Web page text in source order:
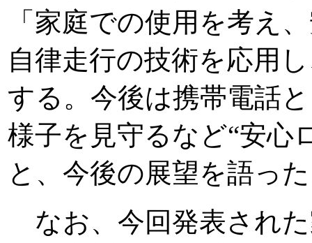
「家庭での使用を考え
自律走行の技術を応用
する。今後は携帯電話
様子を見守るなど“安心
と、今後の展望を語っ
なお、今回発表された